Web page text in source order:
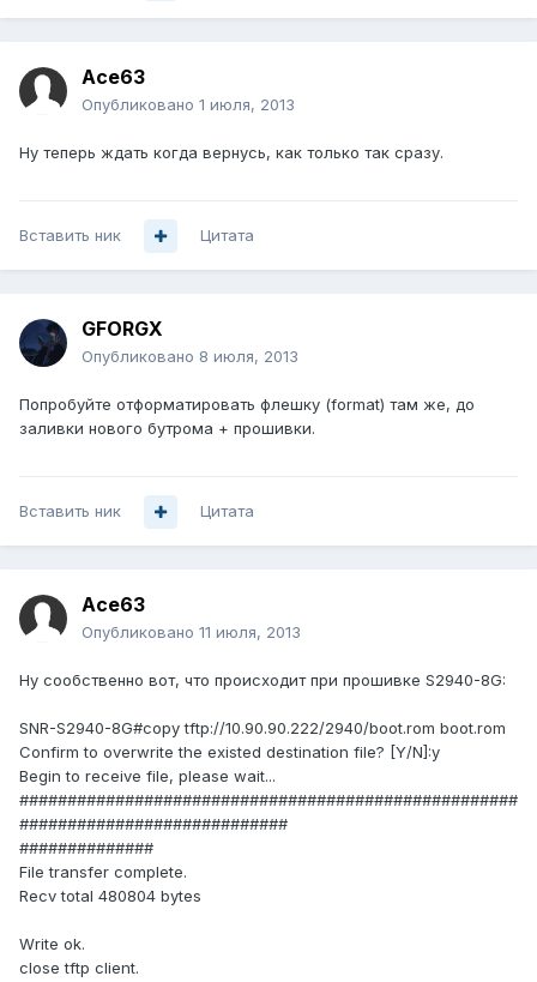
Ace63
Опубликовано 1 июля, 2013
Ну теперь ждать когда вернусь, как только так сразу.
Вставить ник Цитата
GFORGX
Опубликовано 8 июля, 2013
Попробуйте отформатировать флешку (format) там же, до
заливки нового бутрома + прошивки.
Вставить ник Цитата
Ace63
Опубликовано 11 июля, 2013
Ну сообственно вот, что происходит при прошивке S2940-8G:
SNR-S2940-8G#copy tftp://10.90.90.222/2940/boot.rom boot.rom
Confirm to overwrite the existed destination file? [Y/N]:y
Begin to receive file, please wait...
####################################################
############################
##############
File transfer complete.
Recv total 480804 bytes
Write ok.
close tftp client.